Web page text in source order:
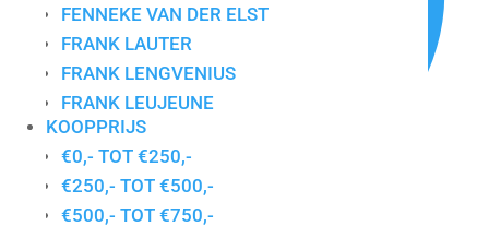
FENNEKE VAN DER ELST
FRANK LAUTER
FRANK LENGVENIUS
FRANK LEUJEUNE
GERDA ELFRING
GERDIEN DUIJSENS
GERT STRENGHOLT
HANS INNEMEE
KOOPPRIJS
€0,- TOT €250,-
€250,- TOT €500,-
€500,- TOT €750,-